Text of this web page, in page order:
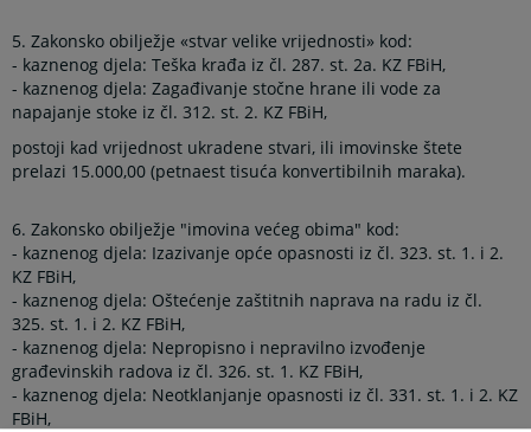
5. Zakonsko obilježje «stvar velike vrijednosti» kod:
- kaznenog djela: Teška krađa iz čl. 287. st. 2a. KZ FBiH,
- kaznenog djela: Zagađivanje stočne hrane ili vode za
napajanje stoke iz čl. 312. st. 2. KZ FBiH,
postoji kad vrijednost ukradene stvari, ili imovinske štete
prelazi 15.000,00 (petnaest tisuća konvertibilnih maraka).
6. Zakonsko obilježje "imovina većeg obima" kod:
- kaznenog djela: Izazivanje opće opasnosti iz čl. 323. st. 1. i 2.
KZ FBiH,
- kaznenog djela: Oštećenje zaštitnih naprava na radu iz čl.
325. st. 1. i 2. KZ FBiH,
- kaznenog djela: Nepropisno i nepravilno izvođenje
građevinskih radova iz čl. 326. st. 1. KZ FBiH,
- kaznenog djela: Neotklanjanje opasnosti iz čl. 331. st. 1. i 2. KZ
FBiH,